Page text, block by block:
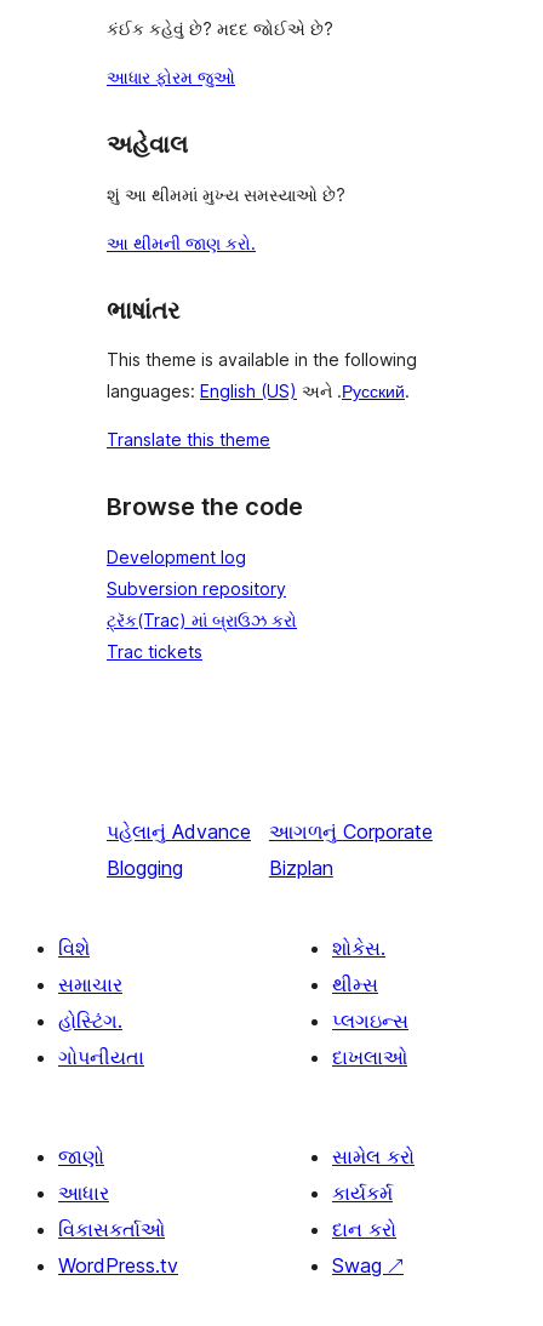
કંઈક કહેવું છે? મદદ જોઈએ છે?
આધાર ફોરમ જુઓ
અહેવાલ
શું આ થીમમાં મુખ્ય સમસ્યાઓ છે?
આ થીમની જાણ કરો.
ભાષાંતર
This theme is available in the following
languages: English (US) અને .Русский.
Translate this theme
Browse the code
Development log
Subversion repository
ટ્રૅક(Trac) માં બ્રાઉઝ કરો
Trac tickets
પહેલાનું Advance
Blogging
આગળનું Corporate
Bizplan
વિશે
સમાચાર
હોસ્ટિંગ.
ગોપનીયતા
શોકેસ.
થીમ્સ
પ્લગઇન્સ
દાખલાઓ
જાણો
આધાર
વિકાસકર્તાઓ
WordPress.tv
સામેલ કરો
કાર્યકર્મ
દાન કરો
Swag ↗